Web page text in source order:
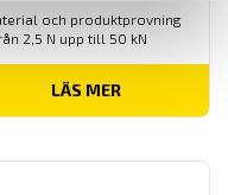
och produktprovning
2,5 N upp till 50 kN
LÄS MER